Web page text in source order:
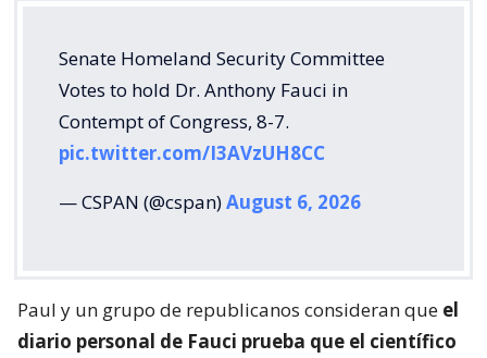
Senate Homeland Security Committee
Votes to hold Dr. Anthony Fauci in
Contempt of Congress, 8-7.
pic.twitter.com/I3AVzUH8CC
— CSPAN (@cspan)August 6, 2026
Paul y un grupo de republicanos consideran que el
diario personal de Fauci prueba que el científico